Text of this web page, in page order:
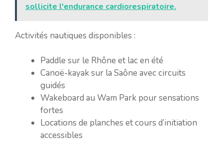
sollicite l'endurance cardiorespiratoire.
Activités nautiques disponibles :
Paddle sur le Rhône et lac en été
Canoë-kayak sur la Saône avec circuits
guidés
Wakeboard au Wam Park pour sensations
fortes
Locations de planches et cours d’initiation
accessibles